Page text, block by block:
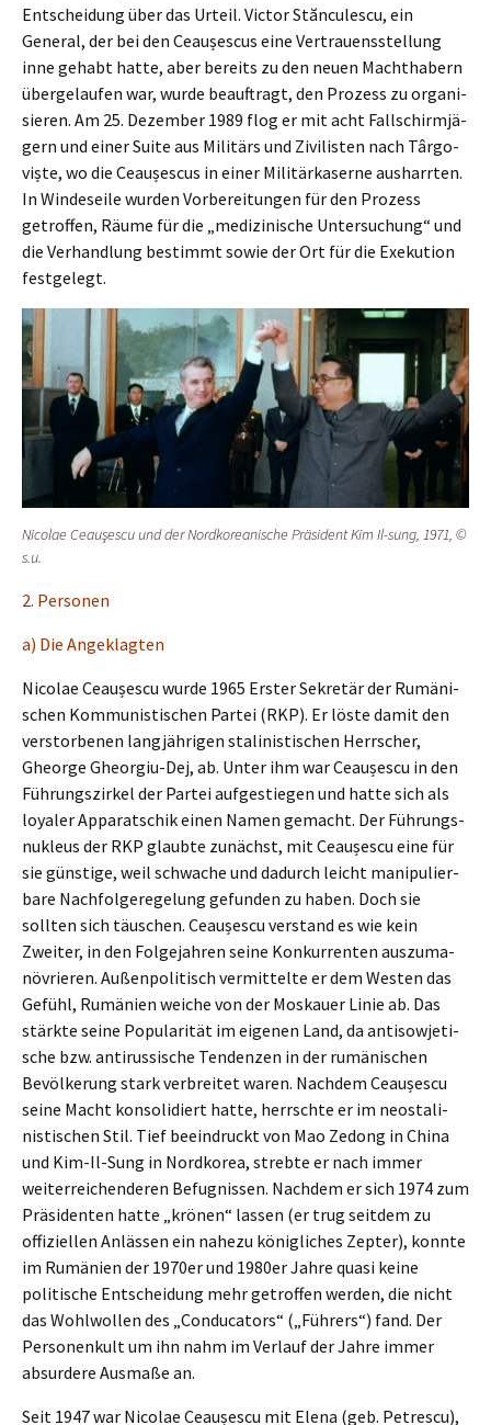
Entschei­dung über das Urteil. Victor Stăncu­les­cu, ein
General, der bei den Ceaușes­cus eine Vertrau­ens­stel­lung
inne gehabt hatte, aber bereits zu den neuen Macht­ha­bern
überge­lau­fen war, wurde beauf­tragt, den Prozess zu organi­
sie­ren. Am 25. Dezem­ber 1989 flog er mit acht Fallschirm­jä­
gern und einer Suite aus Militärs und Zivilis­ten nach Târgo­
viș­te, wo die Ceaușes­cus in einer Militär­ka­ser­ne ausharr­ten.
In Windes­ei­le wurden Vorbe­rei­tun­gen für den Prozess
getrof­fen, Räume für die „medizi­ni­sche Unter­su­chung“ und
die Verhand­lung bestimmt sowie der Ort für die Exeku­ti­on
festgelegt.
Nicolae Ceauşes­cu und der Nordko­rea­ni­sche Präsi­dent Kim Il-sung, 1971, ©
s.u.
2. Perso­nen
a) Die Angeklagten
Nicolae Ceaușes­cu wurde 1965 Erster Sekre­tär der Rumäni­
schen Kommu­nis­ti­schen Partei (RKP). Er löste damit den
verstor­be­nen langjäh­ri­gen stali­nis­ti­schen Herrscher,
Gheor­ge Gheor­giu-Dej, ab. Unter ihm war Ceaușes­cu in den
Führungs­zir­kel der Partei aufge­stie­gen und hatte sich als
loyaler Apparat­schik einen Namen gemacht. Der Führungs­
nu­kle­us der RKP glaub­te zunächst, mit Ceaușes­cu eine für
sie günsti­ge, weil schwa­che und dadurch leicht manipu­lier­
ba­re Nachfol­ge­re­ge­lung gefun­den zu haben. Doch sie
sollten sich täuschen. Ceaușes­cu verstand es wie kein
Zweiter, in den Folge­jah­ren seine Konkur­ren­ten auszu­ma­
nö­vrie­ren. Außen­po­li­tisch vermit­tel­te er dem Westen das
Gefühl, Rumäni­en weiche von der Moskau­er Linie ab. Das
stärk­te seine Popula­ri­tät im eigenen Land, da antiso­wje­ti­
sche bzw. antirus­si­sche Tenden­zen in der rumäni­schen
Bevöl­ke­rung stark verbrei­tet waren. Nachdem Ceaușes­cu
seine Macht konso­li­diert hatte, herrsch­te er im neosta­li­
nis­ti­schen Stil. Tief beein­druckt von Mao Zedong in China
und Kim-Il-Sung in Nordko­rea, streb­te er nach immer
weiter­rei­chen­de­ren Befug­nis­sen. Nachdem er sich 1974 zum
Präsi­den­ten hatte „krönen“ lassen (er trug seitdem zu
offizi­el­len Anläs­sen ein nahezu könig­li­ches Zepter), konnte
im Rumäni­en der 1970er und 1980er Jahre quasi keine
politi­sche Entschei­dung mehr getrof­fen werden, die nicht
das Wohlwol­len des „Condu­ca­tors“ („Führers“) fand. Der
Perso­nen­kult um ihn nahm im Verlauf der Jahre immer
absur­de­re Ausma­ße an.
Seit 1947 war Nicolae Ceaușes­cu mit Elena (geb. Petres­cu),